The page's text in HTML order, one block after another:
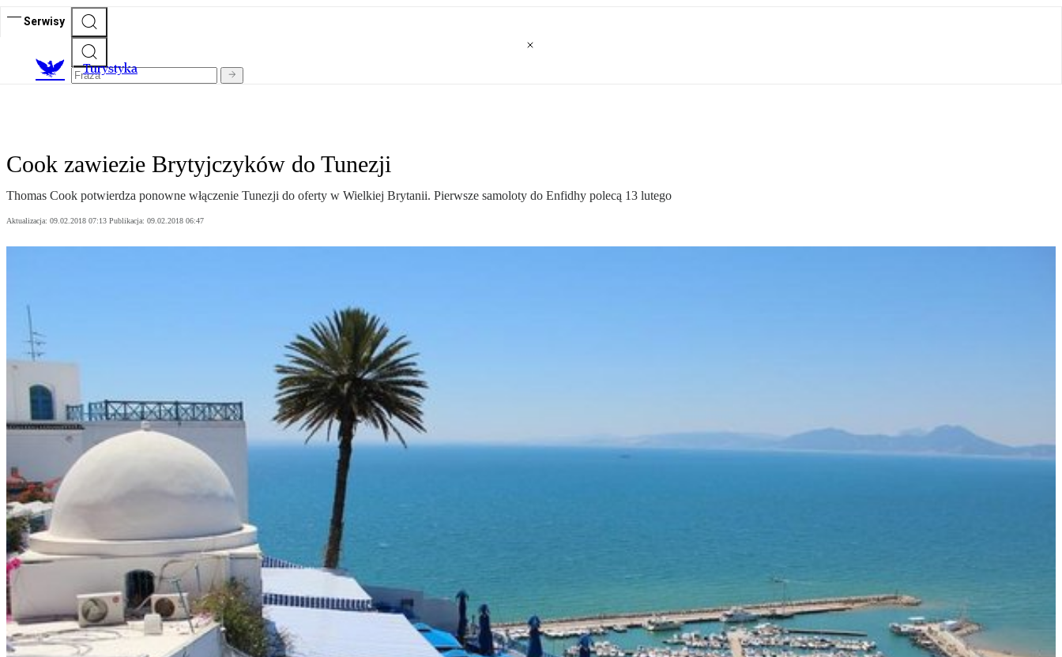
Serwisy
Turystyka
Cook zawiezie Brytyjczyków do Tunezji
Thomas Cook potwierdza ponowne włączenie Tunezji do oferty w Wielkiej Brytanii. Pierwsze samoloty do Enfidhy polecą 13 lutego
Aktualizacja: 09.02.2018 07:13 Publikacja: 09.02.2018 06:47